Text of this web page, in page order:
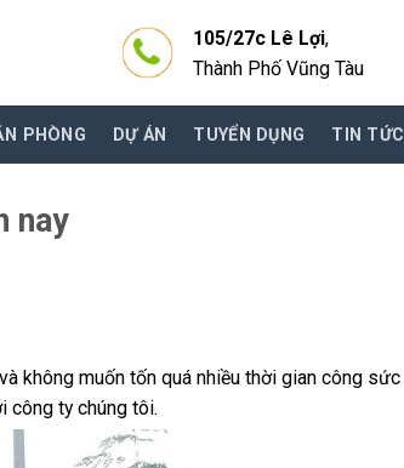
105/27c Lê Lợi,
Thành Phố Vũng Tàu
PHÒNG DỰ ÁN TUYỂN DỤNG TIN TỨC
nay
không muốn tốn quá nhiều thời gian công sức
công ty chúng tôi.